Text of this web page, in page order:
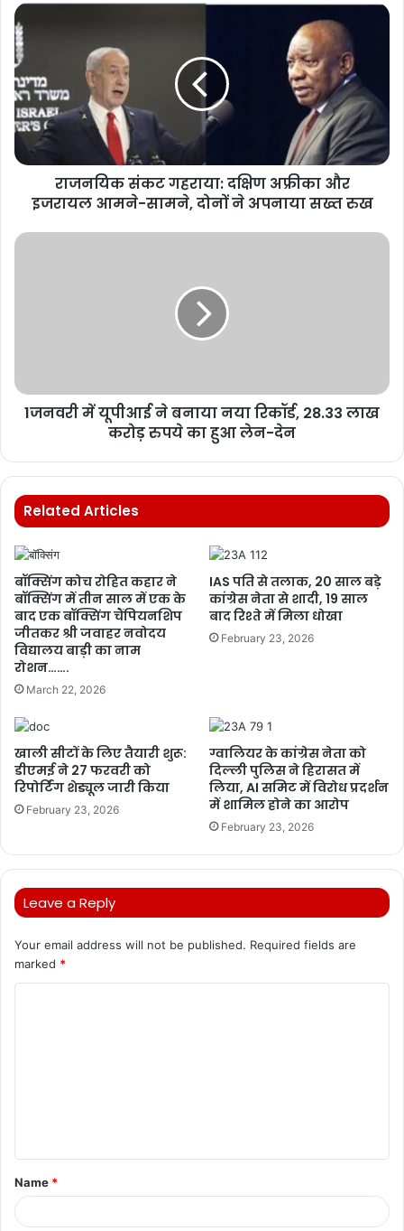
राजनयिक संकट गहराया: दक्षिण अफ्रीका और
इजरायल आमने-सामने, दोनों ने अपनाया सख्त रुख
1️जनवरी में यूपीआई ने बनाया नया रिकॉर्ड, 28.33 लाख
करोड़ रुपये का हुआ लेन-देन
Related Articles
बॉक्सिंग कोच रोहित कहार ने
बॉक्सिंग में तीन साल में एक के
बाद एक बॉक्सिंग चैंपियनशिप
जीतकर श्री जवाहर नवोदय
विद्यालय बाड़ी का नाम
रोशन…….
March 22, 2026
IAS पति से तलाक, 20 साल बड़े
कांग्रेस नेता से शादी, 19 साल
बाद रिश्ते में मिला धोखा
February 23, 2026
खाली सीटों के लिए तैयारी शुरू:
डीएमई ने 27 फरवरी को
रिपोर्टिंग शेड्यूल जारी किया
February 23, 2026
ग्वालियर के कांग्रेस नेता को
दिल्ली पुलिस ने हिरासत में
लिया, AI समिट में विरोध प्रदर्शन
में शामिल होने का आरोप
February 23, 2026
Leave a Reply
Your email address will not be published. Required fields are
marked *
t
*
Name *